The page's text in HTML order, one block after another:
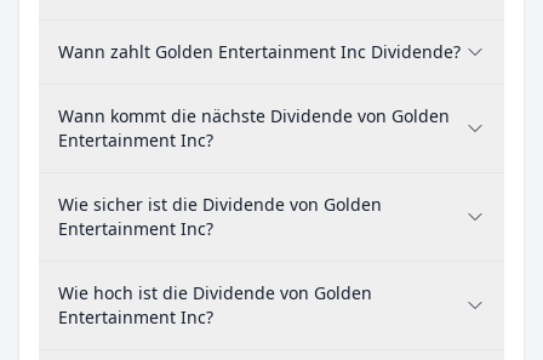
Wann zahlt Golden Entertainment Inc Dividende?
Wann kommt die nächste Dividende von Golden
Entertainment Inc?
Wie sicher ist die Dividende von Golden
Entertainment Inc?
Wie hoch ist die Dividende von Golden
Entertainment Inc?